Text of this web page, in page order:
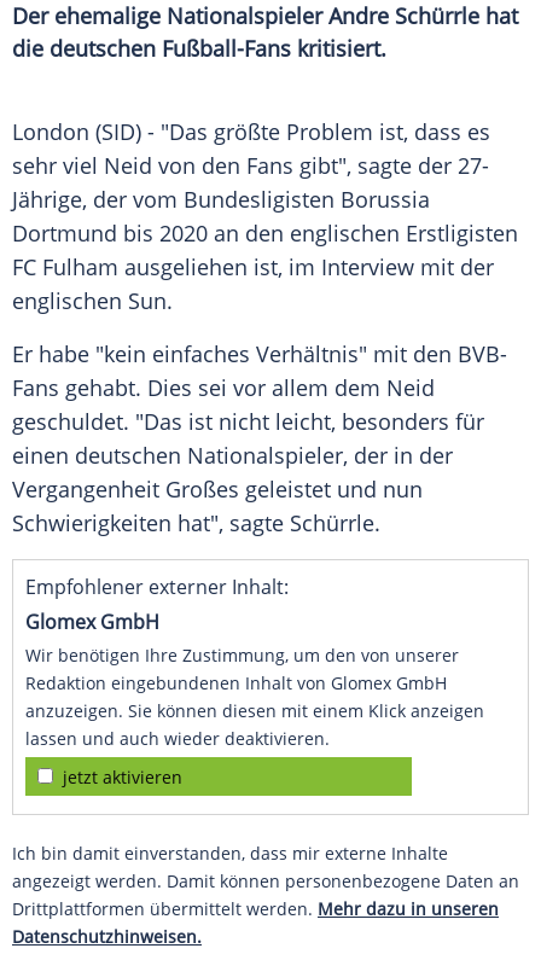
Der ehemalige Nationalspieler Andre Schürrle hat
die deutschen Fußball-Fans kritisiert.
London (SID) - "Das größte Problem ist, dass es
sehr viel Neid von den Fans gibt", sagte der 27-
Jährige, der vom Bundesligisten Borussia
Dortmund bis 2020 an den englischen Erstligisten
FC Fulham ausgeliehen ist, im Interview mit der
englischen Sun.
Er habe "kein einfaches Verhältnis" mit den BVB-
Fans gehabt. Dies sei vor allem dem Neid
geschuldet. "Das ist nicht leicht, besonders für
einen deutschen Nationalspieler, der in der
Vergangenheit Großes geleistet und nun
Schwierigkeiten hat", sagte Schürrle.
Empfohlener externer Inhalt:
Glomex GmbH
Wir benötigen Ihre Zustimmung, um den von unserer
Redaktion eingebundenen Inhalt von Glomex GmbH
anzuzeigen. Sie können diesen mit einem Klick anzeigen
lassen und auch wieder deaktivieren.
jetzt aktivieren
Ich bin damit einverstanden, dass mir externe Inhalte
angezeigt werden. Damit können personenbezogene Daten an
Drittplattformen übermittelt werden. Mehr dazu in unseren
Datenschutzhinweisen.